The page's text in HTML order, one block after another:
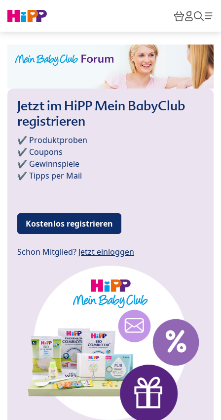
HiPP
Jetzt im HiPP Mein BabyClub
registrieren
✔️ Produktproben
✔️ Coupons
✔️ Gewinnspiele
✔️ Tipps per Mail
Kostenlos registrieren
Schon Mitglied? Jetzt einloggen